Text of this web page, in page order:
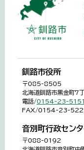
釧路市役所
〒085-8505
北海道釧路市黒金町7
電話/0154-23-5151
FAX/0154-23-
音別町行政セン
〒088-0192